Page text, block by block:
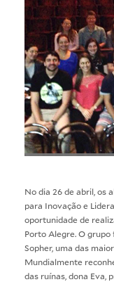
No dia 26 de abril, os
para Inovação e
oportunidade de
Porto Alegre. O grupo
Sopher, uma das
Mundialmente
das ruínas, dona Eva,